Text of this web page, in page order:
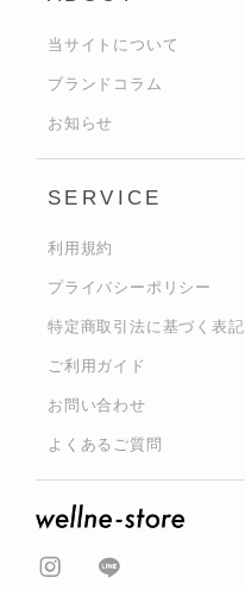
当サイトについて
ブランドコラム
お知らせ
SERVICE
利用規約
プライバシーポリシー
特定商取引法に基づく表記
ご利用ガイド
お問い合わせ
よくあるご質問